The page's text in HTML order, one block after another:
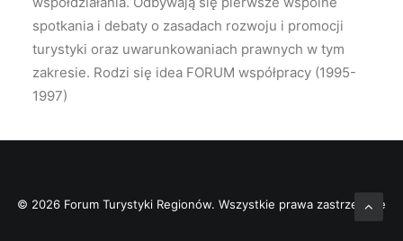
spotkania i debaty o zasadach rozwoju i promocji
turystyki oraz uwarunkowaniach prawnych w tym
zakresie. Rodzi się idea FORUM współpracy (1995-
1997)
© 2026 Forum Turystyki Regionów. Wszystkie prawa zastrzeżone